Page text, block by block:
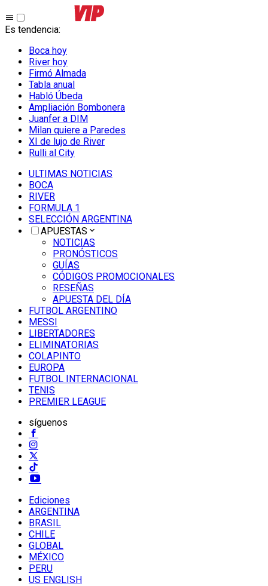
Es tendencia:
Boca hoy
River hoy
Firmó Almada
Tabla anual
Habló Úbeda
Ampliación Bombonera
Juanfer a DIM
Milan quiere a Paredes
XI de lujo de River
Rulli al City
ULTIMAS NOTICIAS
BOCA
RIVER
FORMULA 1
SELECCIÓN ARGENTINA
APUESTAS
NOTICIAS
PRONÓSTICOS
GUÍAS
CÓDIGOS PROMOCIONALES
RESEÑAS
APUESTA DEL DÍA
FUTBOL ARGENTINO
MESSI
LIBERTADORES
ELIMINATORIAS
COLAPINTO
EUROPA
FUTBOL INTERNACIONAL
TENIS
PREMIER LEAGUE
síguenos
Ediciones
ARGENTINA
BRASIL
CHILE
GLOBAL
MÉXICO
PERU
US ENGLISH